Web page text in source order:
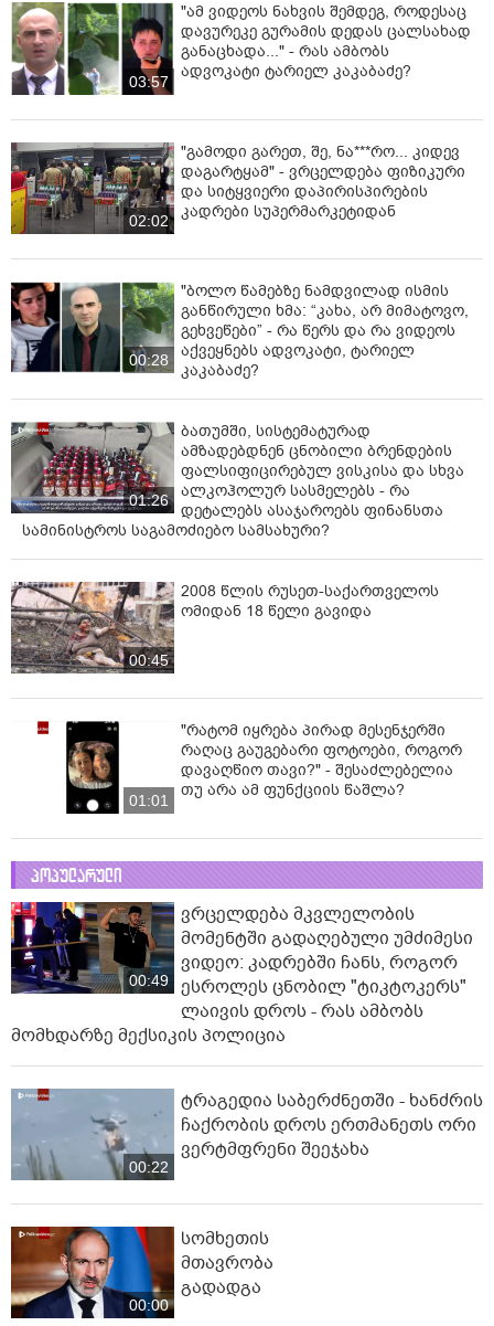
03:57
"ამ ვიდეოს ნახვის შემდეგ, როდესაც
დავურეკე გურამის დედას ცალსახად
განაცხადა..." - რას ამბობს
ადვოკატი ტარიელ კაკაბაძე?
02:02
"გამოდი გარეთ, შე, ნა***რო... კიდევ
დაგარტყამ" - ვრცელდება ფიზიკური
და სიტყვიერი დაპირისპირების
კადრები სუპერმარკეტიდან
00:28
"ბოლო წამებზე ნამდვილად ისმის
განწირული ხმა: “კახა, არ მიმატოვო,
გეხვეწები” - რა წერს და რა ვიდეოს
აქვეყნებს ადვოკატი, ტარიელ
კაკაბაძე?
01:26
ბათუმში, სისტემატურად
ამზადებდნენ ცნობილი ბრენდების
ფალსიფიცირებულ ვისკისა და სხვა
ალკოჰოლურ სასმელებს - რა
დეტალებს ასაჯაროებს ფინანსთა
სამინისტროს საგამოძიებო სამსახური?
00:45
2008 წლის რუსეთ-საქართველოს
ომიდან 18 წელი გავიდა
01:01
"რატომ იყრება პირად მესენჯერში
რაღაც გაუგებარი ფოტოები, როგორ
დავაღწიო თავი?" - შესაძლებელია
თუ არა ამ ფუნქციის წაშლა?
პოპულარული
00:49
ვრცელდება მკვლელობის
მომენტში გადაღებული უმძიმესი
ვიდეო: კადრებში ჩანს, როგორ
ესროლეს ცნობილ "ტიკტოკერს"
ლაივის დროს - რას ამბობს
მომხდარზე მექსიკის პოლიცია
00:22
ტრაგედია საბერძნეთში - ხანძრის
ჩაქრობის დროს ერთმანეთს ორი
ვერტმფრენი შეეჯახა
00:00
სომხეთის
მთავრობა
გადადგა